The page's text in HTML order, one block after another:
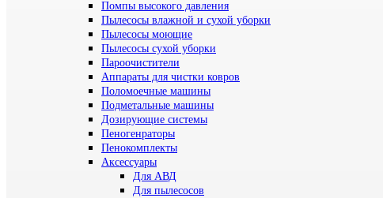
Помпы высокого давления
Пылесосы влажной и сухой уборки
Пылесосы моющие
Пылесосы сухой уборки
Пароочистители
Аппараты для чистки ковров
Поломоечные машины
Подметальные машины
Дозирующие системы
Пеногенраторы
Пенокомплекты
Аксессуары
Для АВД
Для пылесосов